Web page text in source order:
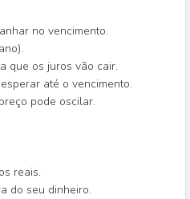
no vencimento.
que os juros vão cair.
até o vencimento.
pode oscilar.
reais.
do seu dinheiro.